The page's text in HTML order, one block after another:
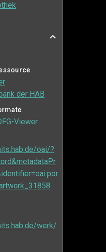
der HAB
Viewer
oai/?
werk/